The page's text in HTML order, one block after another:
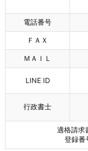
電話番号
ＦＡＸ
ＭＡＩＬ
LINE ID
行政書士
適格請求
登録番